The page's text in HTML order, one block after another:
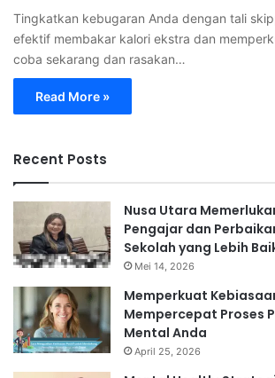
Tingkatkan kebugaran Anda dengan tali
efektif membakar kalori ekstra dan
coba sekarang dan rasakan…
Read More »
Recent Posts
Nusa Utara
Pengajar dan
Sekolah yang Lebih
Mei 14, 2026
Memperkuat
Mempercepat Proses
Mental Anda
April 25, 2026